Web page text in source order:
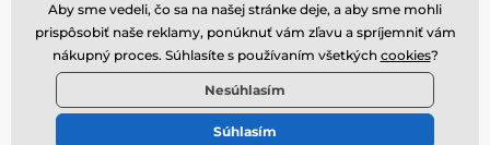
Aby sme vedeli, čo sa na našej stránke deje, a aby sme mohli
prispôsobiť naše reklamy, ponúknuť vám zľavu a spríjemniť vám
nákupný proces. Súhlasíte s používaním všetkých cookies?
Nesúhlasím
Súhlasím